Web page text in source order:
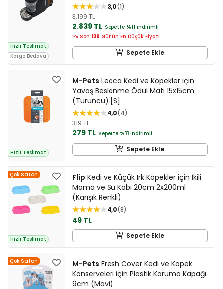
Hızlı Teslimat
Kargo Bedava
3,0 1
3.199 TL
2.839 TL Sepette %11 indirimli
Son 139 Günün En Düşük Fiyatı
Sepete Ekle
Hızlı Teslimat
M-Pets Lecca Kedi ve Köpekler için
Yavaş Beslenme Ödül Matı 15x15cm
(Turuncu) [S]
4,0 4
319 TL
279 TL Sepette %11 indirimli
Sepete Ekle
Çok Satan
Hızlı Teslimat
Flip Kedi ve Küçük Irk Köpekler için İkili
Mama ve Su Kabı 20cm 2x200ml
(Karışık Renkli)
4,0 8
49 TL
Sepete Ekle
Çok Satan M-Pets Fresh Cover Kedi ve Köpek
Konserveleri için Plastik Koruma Kapağı
9cm (Mavi)